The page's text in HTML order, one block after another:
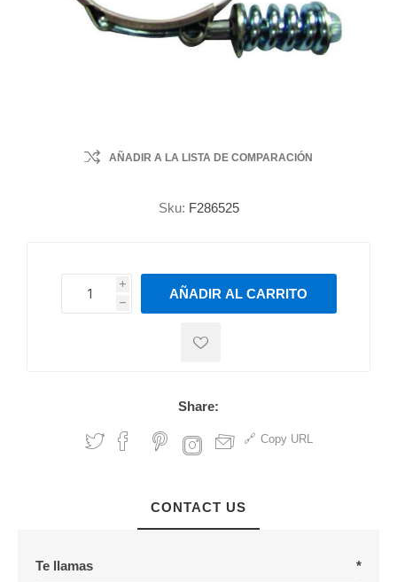
AÑADIR A LA LISTA DE COMPARACIÓN
Sku: F286525
i
h
h
AÑADIR AL CARRITO
Share:
Copy URL
CONTACT US
Te llamas *